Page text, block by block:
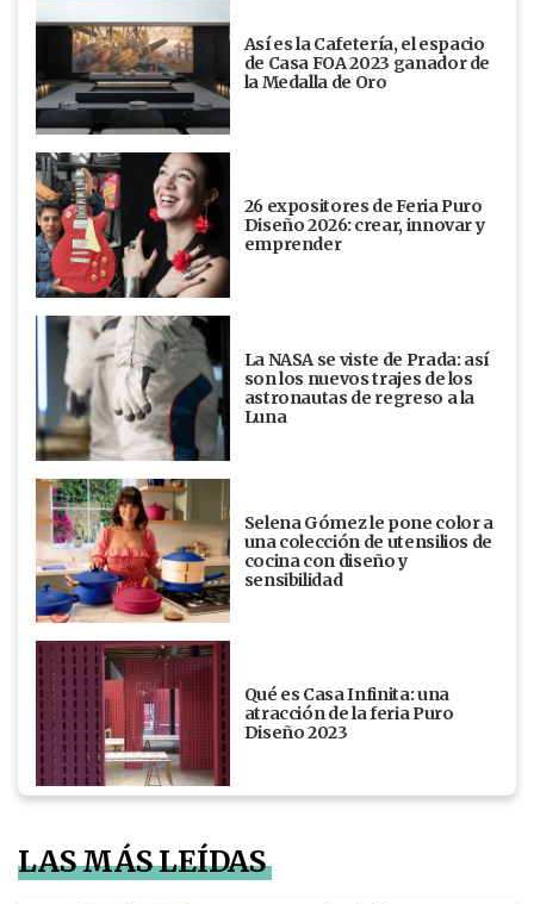
Así es la Cafetería, el espacio
de Casa FOA 2023 ganador de
la Medalla de Oro
26 expositores de Feria Puro
Diseño 2026: crear, innovar y
emprender
La NASA se viste de Prada: así
son los nuevos trajes de los
astronautas de regreso a la
Luna
Selena Gómez le pone color a
una colección de utensilios de
cocina con diseño y
sensibilidad
Qué es Casa Infinita: una
atracción de la feria Puro
Diseño 2023
LAS MÁS LEÍDAS